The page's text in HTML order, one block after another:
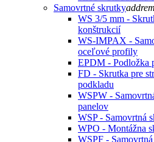
Samovrtné skrutkyadd
WS 3/5 mm -
konštrukcií
WS-IMPAX -
oceľové profily
EPDM - Podložka
FD - Skrutka pre
podkladu
WSPW -
panelov
WSP - Samovrtná
WPO - Montážna
WSPF -